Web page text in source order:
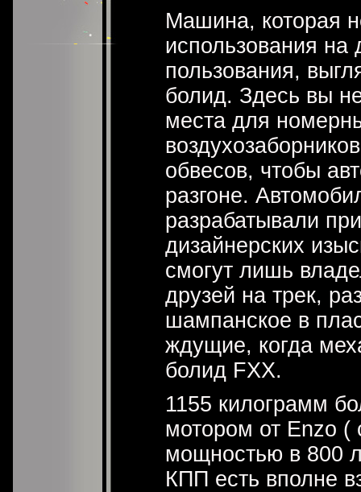
Машина, которая
использования на
пользования,
болид. Здесь вы
места для
обвесов, чтобы
разгоне.
разрабатывали
дизайнерских
смогут лишь
друзей на трек,
шампанское в
ждущие, когда
болид FXX.
1155 килограмм
мотором от Enzo (
мощностью в 800
КПП есть вполне